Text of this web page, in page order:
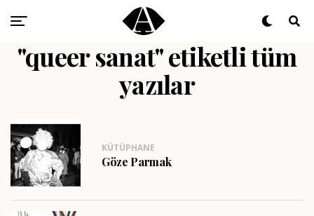
"queer sanat" etiketli tüm
yazılar
KÜTÜPHANE
Göze Parmak